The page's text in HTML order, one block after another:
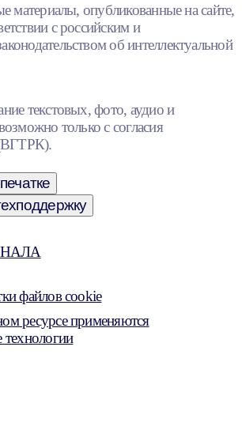
материалы, опубликованные на сайте,
с российским и
об интеллектуальной
текстовых, фото, аудио и
только с согласия
(ВГТРК).
файлов cookie
ресурсе применяются
технологии